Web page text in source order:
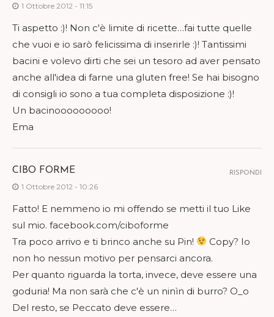
1 Ottobre 2012 - 11:15
Ti aspetto :)! Non c'è limite di ricette…fai tutte quelle
che vuoi e io sarò felicissima di inserirle :)! Tantissimi
bacini e volevo dirti che sei un tesoro ad aver pensato
anche all'idea di farne una gluten free! Se hai bisogno
di consigli io sono a tua completa disposizione :)!
Un bacinooooooooo!
Ema
CIBO FORME
1 Ottobre 2012 - 10:26
Fatto! E nemmeno io mi offendo se metti il tuo Like
sul mio. facebook.com/ciboforme
Tra poco arrivo e ti brinco anche su Pin!
Copy? Io
non ho nessun motivo per pensarci ancora.
Per quanto riguarda la torta, invece, deve essere una
goduria! Ma non sarà che c'è un ninìn di burro? O_o
Del resto, se Peccato deve essere…
RISPONDI